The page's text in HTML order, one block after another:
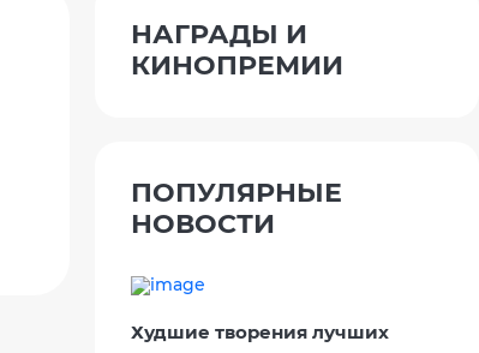
НАГРАДЫ И
КИНОПРЕМИИ
ПОПУЛЯРНЫЕ
НОВОСТИ
Худшие творения лучших